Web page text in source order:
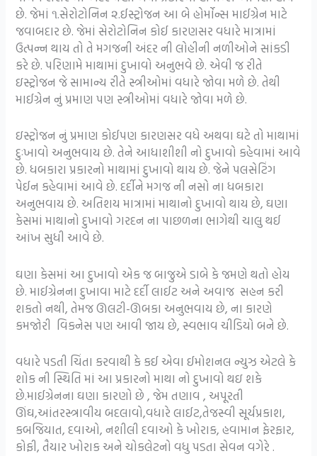
છે. જેમાં ૧.સેરોટોનિન ૨.ઈસ્ટ્રોજન આ બે હોર્મોન્સ માઈગ્રેન માટે
જવાબદાર છે. જેમાં સેરોટોનિન કોઈ કારણસર વધારે માત્રામાં
ઉત્પન્ન થાય તો તે મગજની અંદર ની લોહીની નળીઓને સાંકડી
કરે છે. પરિણામે માથામાં દુખાવો અનુભવે છે. એવી જ રીતે
ઇસ્ટ્રોજન જે સામાન્ય રીતે સ્ત્રીઓમાં વધારે જોવા મળે છે. તેથી
માઈગ્રેન નું પ્રમાણ પણ સ્ત્રીઓમાં વધારે જોવા મળે છે.
ઇસ્ટ્રોજન નું પ્રમાણ કોઈપણ કારણસર વધે અથવા ઘટે તો માથામાં
દુઃખાવો અનુભવાય છે. તેને આધાશીશી નો દુખાવો કહેવામાં આવે
છે. ધબકારા પ્રકારનો માથામાં દુખાવો થાય છે. જેને પલસેટિંગ
પેઈન કહેવામાં આવે છે. દર્દીને મગજ ની નસો ના ધબકારા
અનુભવાય છે. અતિશય માત્રામાં માથાનો દુખાવો થાય છે, ઘણા
કેસમાં માથાનો દુખાવો ગરદન ના પાછળના ભાગેથી ચાલુ થઈ
આંખ સુધી આવે છે.
ઘણા કેસમાં આ દુખાવો એક જ બાજુએ ડાબે કે જમણે થતો હોય
છે. માઈગ્રેનના દુખાવા માટે દર્દી લાઈટ અને અવાજ સહન કરી
શકતો નથી, તેમજ ઊલટી-ઊબકા અનુભવાય છે, ના કારણે
કમજોરી વિકનેસ પણ આવી જાય છે, સ્વભાવ ચીડિયો બને છે.
વધારે પડતી ચિંતા કરવાથી કે કઈ એવા ઈમોશનલ ન્યુઝ એટલે કે
શોક ની સ્થિતિ માં આ પ્રકારનો માથા નો દુખાવો થઇ શકે
છે.માઈગ્રેનના ઘણા કારણો છે , જેમ તણાવ , અપૂરતી
ઊંઘ,આંતરસ્ત્રાવીય બદલાવો,વધારે લાઈટ,તેજસ્વી સૂર્યપ્રકાશ,
કબજિયાત, દવાઓ, નશીલી દવાઓ કે ખોરાક, હવામાન ફેરફાર,
કોફી, તૈયાર ખોરાક અને ચોકલેટનો વધુ પડતા સેવન વગેરે .